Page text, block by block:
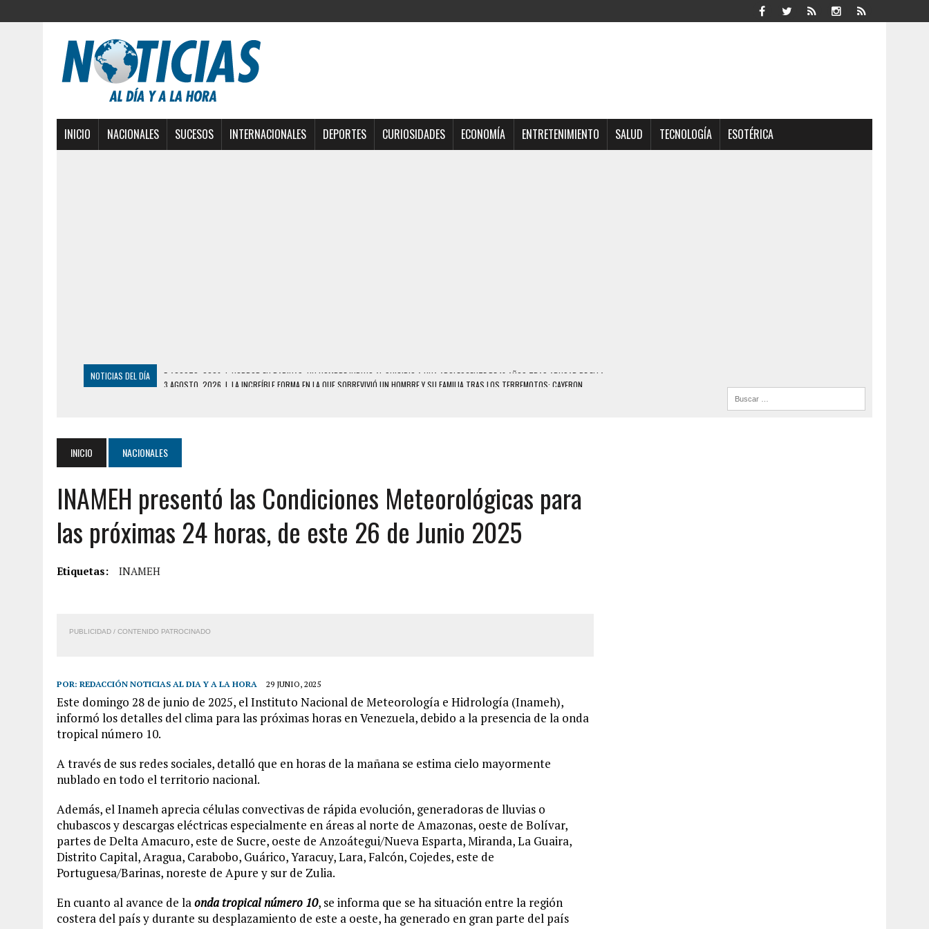
INICIO NACIONALES SUCESOS INTERNACIONALES DEPORTES CURIOSIDADES ECONOMÍA ENTRETENIMIENTO SALUD TECNOLOGÍA ESOTÉRICA
NOTICIAS DEL DÍA 3 AGOSTO, 2026 | LA INCREÍBLE FORMA EN LA QUE SOBREVIVIÓ UN HOMBRE Y SU FAMILIA TRAS LOS TERREMOTOS: CAYERON
2 AGOSTO, 2026 | COLAPSÓ TECHO DE UNA VIVIENDA EN EL CENTRO DE CARACAS CON MÁS DE 20 PERSONAS ADENTRO
2 AGOSTO, 2026
FALCÓN: MUJER ATACÓ CON UN CUCHILLO A SUS HIJOS, UNO PERDIÓ LA VIDA
6 AGOSTO, 2026 | MISTERIOSA MUERTE DE MODELO EN MONAGAS: HALLARON EL CUERPO DENTRO DE SU CASA
6 AGOSTO, 2026
BARINAS: ADOLESCENTE SE QUITÓ LA VIDA TRAS SER ACOSADA Y ABUSADA POR LA PAREJA DE SU ABUELA
INICIO NACIONALES
INAMEH presentó las Condiciones Meteorológicas para
las próximas 24 horas, de este 26 de Junio 2025
Etiquetas: INAMEH
PUBLICIDAD / CONTENIDO PATROCINADO
POR: REDACCIÓN NOTICIAS AL DIA Y A LA HORA 29 JUNIO, 2025
Este domingo 28 de junio de 2025, el Instituto Nacional de Meteorología e Hidrología (Inameh),
informó los detalles del clima para las próximas horas en Venezuela, debido a la presencia de la onda
tropical número 10.
A través de sus redes sociales, detalló que en horas de la mañana se estima cielo mayormente
nublado en todo el territorio nacional.
Además, el Inameh aprecia células convectivas de rápida evolución, generadoras de lluvias o
chubascos y descargas eléctricas especialmente en áreas al norte de Amazonas, oeste de Bolívar,
partes de Delta Amacuro, este de Sucre, oeste de Anzoátegui/Nueva Esparta, Miranda, La Guaira,
Distrito Capital, Aragua, Carabobo, Guárico, Yaracuy, Lara, Falcón, Cojedes, este de
Portuguesa/Barinas, noreste de Apure y sur de Zulia.
En cuanto al avance de laonda tropical número 10, se informa que se ha situación entre la región
costera del país y durante su desplazamiento de este a oeste, ha generado en gran parte del país